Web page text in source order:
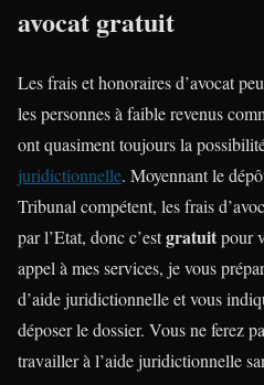
avocat gratuit
Les frais et honoraires d’avocat
les personnes à faible revenus
ont quasiment toujours la
juridictionnelle. Moyennant le
Tribunal compétent, les frais
par l’Etat, donc c’estgratuitpour
appel à mes services, je vous
d’aide juridictionnelle et vous
déposer le dossier. Vous ne ferez
travailler à l’aide juridictionnelle